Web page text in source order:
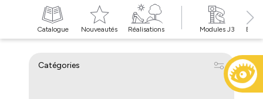
Catalogue Nouveautés Réalisations Modules J3
Catégories